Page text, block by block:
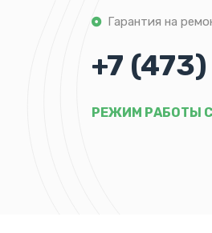
Гарантия на
+7
РЕЖИМ РАБОТЫ С